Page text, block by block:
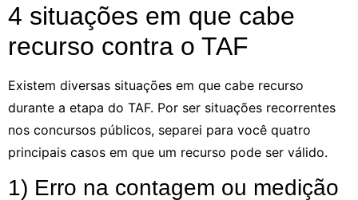
4 situações em que cabe
recurso contra o TAF
Existem diversas situações em que cabe recurso
durante a etapa do TAF. Por ser situações recorrentes
nos concursos públicos, separei para você quatro
principais casos em que um recurso pode ser válido.
1) Erro na contagem ou medição